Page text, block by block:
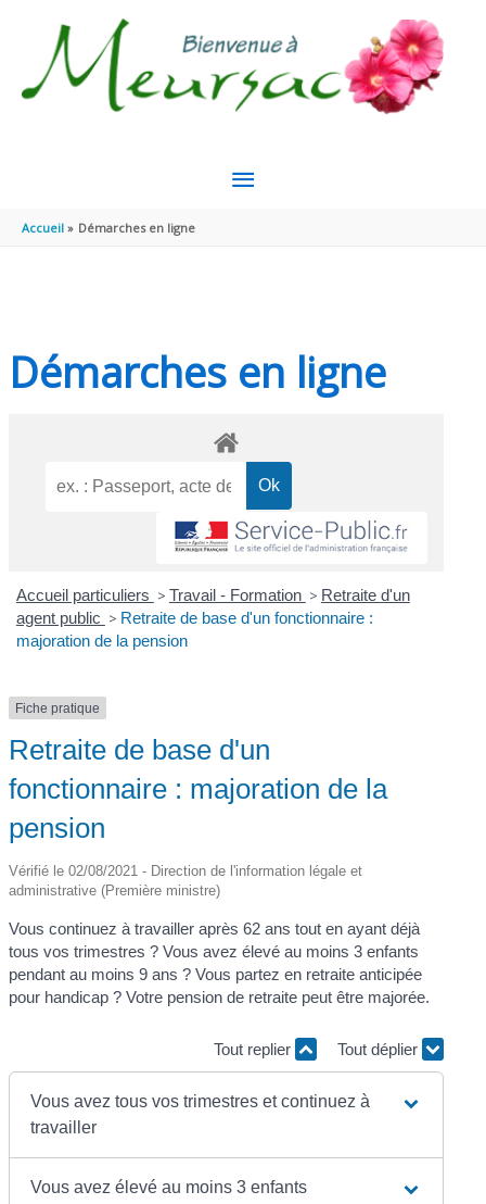
MENU
Accueil Démarches en ligne
Démarches en ligne
Accueil particuliers > Travail - Formation > Retraite d'un
agent public > Retraite de base d'un fonctionnaire :
majoration de la pension
Fiche pratique
Retraite de base d'un
fonctionnaire : majoration de la
pension
Vérifié le 02/08/2021 - Direction de l'information légale et
administrative (Première ministre)
Vous continuez à travailler après 62 ans tout en ayant déjà
tous vos trimestres ? Vous avez élevé au moins 3 enfants
pendant au moins 9 ans ? Vous partez en retraite anticipée
pour handicap ? Votre pension de retraite peut être majorée.
Tout replier Tout déplier
Vous avez tous vos trimestres et continuez à
travailler
Vous avez élevé au moins 3 enfants